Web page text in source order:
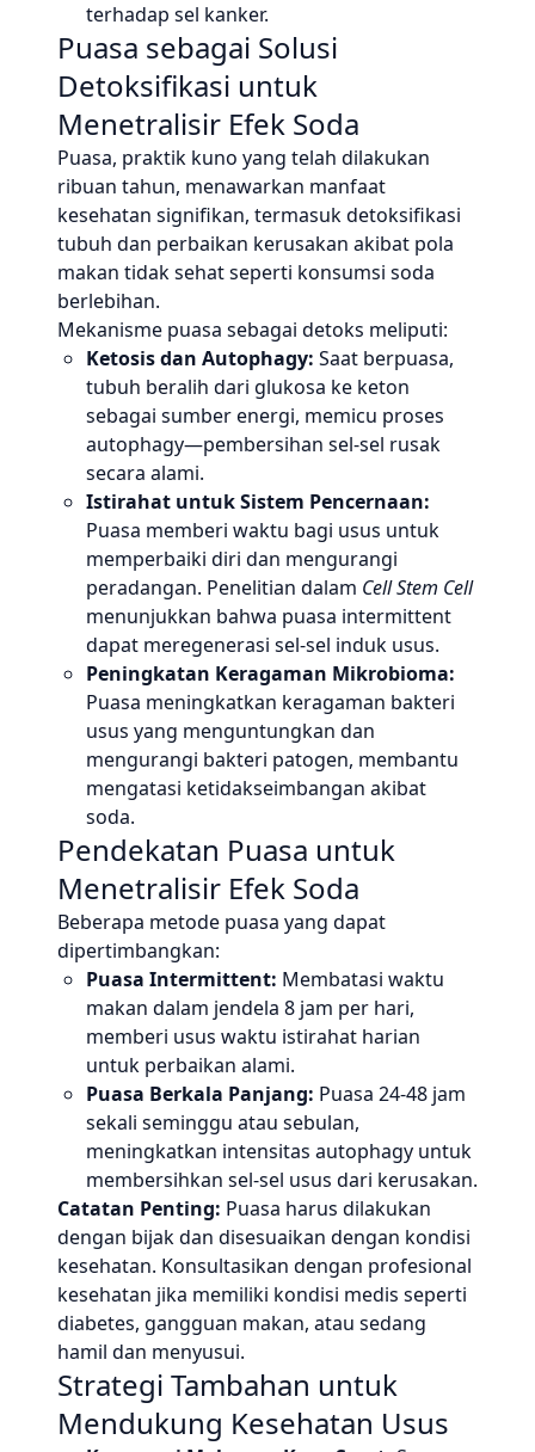
terhadap sel kanker.
Puasa sebagai Solusi
Detoksifikasi untuk
Menetralisir Efek Soda
Puasa, praktik kuno yang telah dilakukan
ribuan tahun, menawarkan manfaat
kesehatan signifikan, termasuk detoksifikasi
tubuh dan perbaikan kerusakan akibat pola
makan tidak sehat seperti konsumsi soda
berlebihan.
Mekanisme puasa sebagai detoks meliputi:
Ketosis dan Autophagy: Saat berpuasa,
tubuh beralih dari glukosa ke keton
sebagai sumber energi, memicu proses
autophagy—pembersihan sel-sel rusak
secara alami.
Istirahat untuk Sistem Pencernaan:
Puasa memberi waktu bagi usus untuk
memperbaiki diri dan mengurangi
peradangan. Penelitian dalam Cell Stem Cell
menunjukkan bahwa puasa intermittent
dapat meregenerasi sel-sel induk usus.
Peningkatan Keragaman Mikrobioma:
Puasa meningkatkan keragaman bakteri
usus yang menguntungkan dan
mengurangi bakteri patogen, membantu
mengatasi ketidakseimbangan akibat
soda.
Pendekatan Puasa untuk
Menetralisir Efek Soda
Beberapa metode puasa yang dapat
dipertimbangkan:
Puasa Intermittent: Membatasi waktu
makan dalam jendela 8 jam per hari,
memberi usus waktu istirahat harian
untuk perbaikan alami.
Puasa Berkala Panjang: Puasa 24-48 jam
sekali seminggu atau sebulan,
meningkatkan intensitas autophagy untuk
membersihkan sel-sel usus dari kerusakan.
Catatan Penting: Puasa harus dilakukan
dengan bijak dan disesuaikan dengan kondisi
kesehatan. Konsultasikan dengan profesional
kesehatan jika memiliki kondisi medis seperti
diabetes, gangguan makan, atau sedang
hamil dan menyusui.
Strategi Tambahan untuk
Mendukung Kesehatan Usus